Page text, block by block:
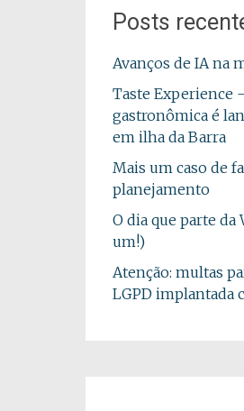
Posts
Avanços de IA na
Taste Experience
gastronômica é
em ilha da Barra
Mais um caso de
planejamento
O dia que parte da
um!)
Atenção: multas
LGPD implantada